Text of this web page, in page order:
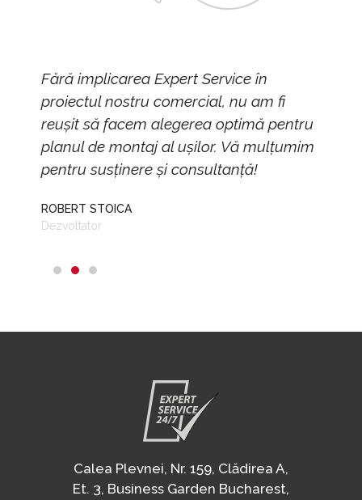
pentru
O echipă de profesioniști în adevăratul
sens al cuvântului! Colaborarea a
decurs foarte bine, iar intervențiile lor
au fost prompte de fiecare dată!
Administrator
Calea Plevnei, Nr. 159, Clădirea A,
Et. 3, Business Garden Bucharest,